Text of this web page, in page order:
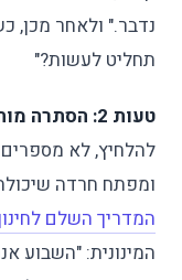
נדבר." ולאחר
תחליט לעשות?"
טעות 2: הסתרה מוחלטת.
להלחיץ, לא
ומפתח חרדה
המדריך השלם
המינונית: "השבוע